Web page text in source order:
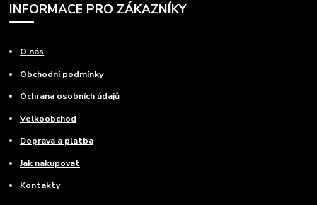
INFORMACE PRO ZÁKAZNÍKY
O nás
Obchodní podmínky
Ochrana osobních údajů
Velkoobchod
Doprava a platba
Jak nakupovat
Kontakty